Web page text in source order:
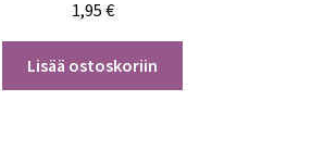
1,95 €
Lisää ostoskoriin